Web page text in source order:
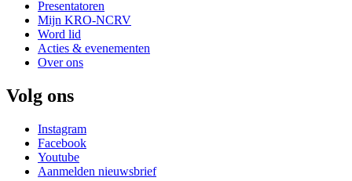
Presentatoren
Mijn KRO-NCRV
Word lid
Acties & evenementen
Over ons
Volg ons
Instagram
Facebook
Youtube
Aanmelden nieuwsbrief